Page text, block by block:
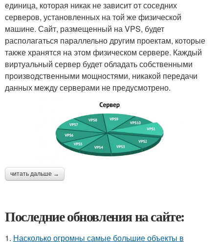
единица, которая никак не зависит от соседних
серверов, установленных на той же физической
машине. Сайт, размещенный на VPS, будет
располагаться параллельно другим проектам, которые
также хранятся на этом физическом сервере. Каждый
виртуальный сервер будет обладать собственными
производственными мощностями, никакой передачи
данных между серверами не предусмотрено.
читать дальше →
Последние обновления на сайте:
1. Насколько огромны самые большие объекты в